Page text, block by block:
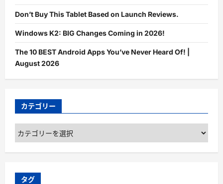
Don’t Buy This Tablet Based on Launch Reviews.
Windows K2: BIG Changes Coming in 2026!
The 10 BEST Android Apps You’ve Never Heard Of! |
August 2026
カテゴリー
カ
テ
ゴ
ー
タグ